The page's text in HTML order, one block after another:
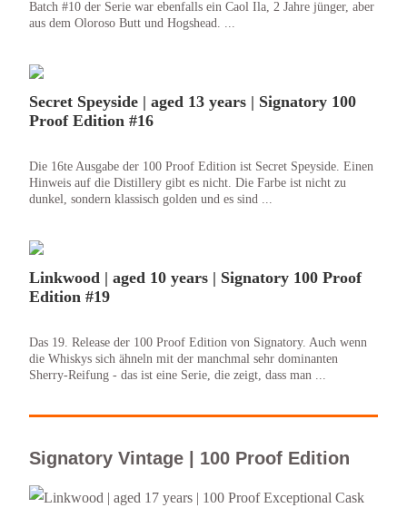
Batch #10 der Serie war ebenfalls ein Caol Ila, 2 Jahre jünger, aber
aus dem Oloroso Butt und Hogshead. ...
Secret Speyside | aged 13 years | Signatory 100
Proof Edition #16
Die 16te Ausgabe der 100 Proof Edition ist Secret Speyside. Einen
Hinweis auf die Distillery gibt es nicht. Die Farbe ist nicht zu
dunkel, sondern klassisch golden und es sind ...
Linkwood | aged 10 years | Signatory 100 Proof
Edition #19
Das 19. Release der 100 Proof Edition von Signatory. Auch wenn
die Whiskys sich ähneln mit der manchmal sehr dominanten
Sherry-Reifung - das ist eine Serie, die zeigt, dass man ...
Signatory Vintage | 100 Proof Edition